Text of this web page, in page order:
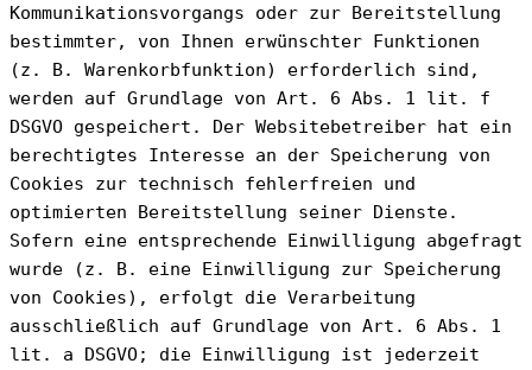
Kommunikationsvorgangs oder zur Bereitstellung
bestimmter, von Ihnen erwünschter Funktionen
(z. B. Warenkorbfunktion) erforderlich sind,
werden auf Grundlage von Art. 6 Abs. 1 lit. f
DSGVO gespeichert. Der Websitebetreiber hat ein
berechtigtes Interesse an der Speicherung von
Cookies zur technisch fehlerfreien und
optimierten Bereitstellung seiner Dienste.
Sofern eine entsprechende Einwilligung abgefragt
wurde (z. B. eine Einwilligung zur Speicherung
von Cookies), erfolgt die Verarbeitung
ausschließlich auf Grundlage von Art. 6 Abs. 1
lit. a DSGVO; die Einwilligung ist jederzeit